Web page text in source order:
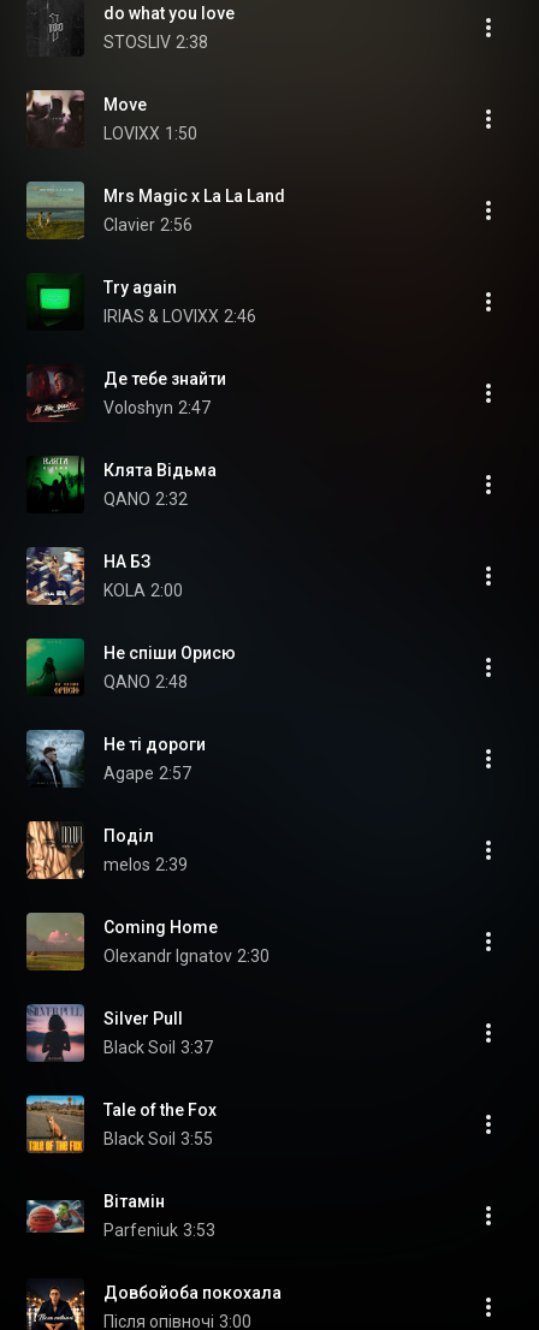
do what you love
STOSLIV 2:38
Move
LOVIXX 1:50
Mrs Magic x La La Land
Clavier 2:56
Try again
IRIAS & LOVIXX 2:46
Де тебе знайти
Voloshyn 2:47
Клята Відьма
QANO 2:32
НА БЗ
KOLA 2:00
Не спіши Орисю
QANO 2:48
Не ті дороги
Agape 2:57
Поділ
melos 2:39
Coming Home
Olexandr Ignatov 2:30
Silver Pull
Black Soil 3:37
Tale of the Fox
Black Soil 3:55
Вітамін
Parfeniuk 3:53
Довбойоба покохала
Після опівночі 3:00